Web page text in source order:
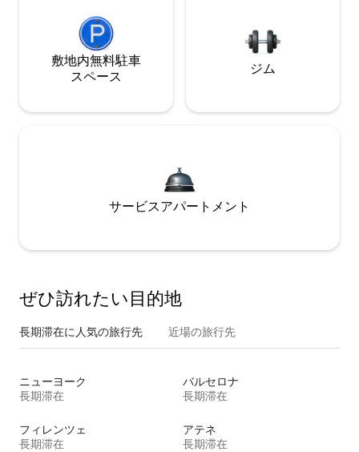
敷地内無料駐⁠車
ス⁠ペ⁠ー⁠ス
ジム
サービスアパートメント
ぜひ訪⁠れ⁠た⁠い目⁠的⁠地
長期滞在に人気の旅行先 近場の旅行先
ニューヨーク
長期滞在
バルセロナ
長期滞在
フィレンツェ
長期滞在
アテネ
長期滞在